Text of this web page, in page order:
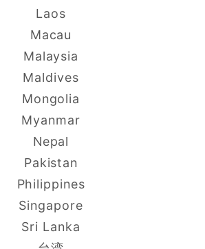
Laos
Macau
Malaysia
Maldives
Mongolia
Myanmar
Nepal
Pakistan
Philippines
Singapore
Sri Lanka